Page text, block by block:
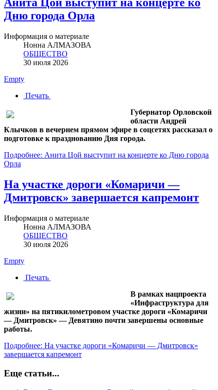
Анита Цой выступит на концерте ко
Дню города Орла
Информация о материале
Нонна АЛМАЗОВА
ОБЩЕСТВО
30 июля 2026
Empty
Печать
Губернатор Орловской
области Андрей
Клычков в вечернем прямом эфире в соцсетях рассказал о
подготовке к празднованию Дня города.
Подробнее: Анита Цой выступит на концерте ко Дню города
Орла
На участке дороги «Комаричи —
Дмитровск» завершается капремонт
Информация о материале
Нонна АЛМАЗОВА
ОБЩЕСТВО
30 июля 2026
Empty
Печать
В рамках нацпроекта
«Инфраструктура для
жизни» на пятикилометровом участке дороги «Комаричи
— Дмитровск» — Девятино почти завершены основные
работы.
Подробнее: На участке дороги «Комаричи — Дмитровск»
завершается капремонт
Еще статьи...